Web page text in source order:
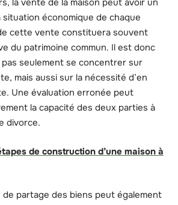
la vente de la maison peut avoir un
économique de chaque
cette vente constituera souvent
du patrimoine commun. Il est donc
seulement se concentrer sur
mais aussi sur la nécessité d’en
Une évaluation erronée peut
la capacité des deux parties à
divorce.
de construction d’une maison à
de partage des biens peut également